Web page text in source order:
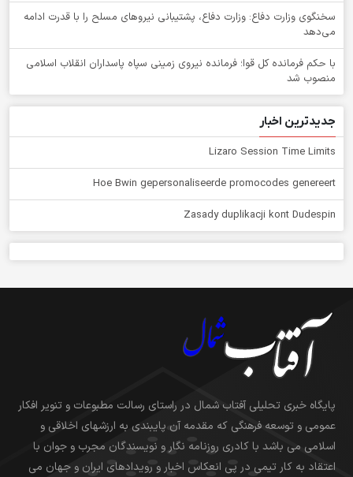
سخنگوی وزارت دفاع: وزارت دفاع، پشتیبانی نیرو‌های مسلح را با قدرت ادامه
می‌دهد
با حکم فرمانده کل قوا؛ فرمانده نیروی زمینی سپاه پاسداران انقلاب اسلامی
منصوب شد
جدیدترین اخبار
Lizaro Session Time Limits
Hoe Bwin gepersonaliseerde promocodes genereert
Zasady duplikacji kont Dudespin
پایگاه خبری تحلیلی آفتاب شمال در راستای رسالت مطبوعات و تنویر افکار
عمومی و توسعه فرهنگی که مقدمه آن پایبندی به ارزشهای اخلاقی و
اسلامی می باشد با کادری روزنامه نگار و نویسندگان مجرب و جوان با
اعتقاد به کار تیمی در پی انعکاس اخبار و رویدادهای ایران و جهان می